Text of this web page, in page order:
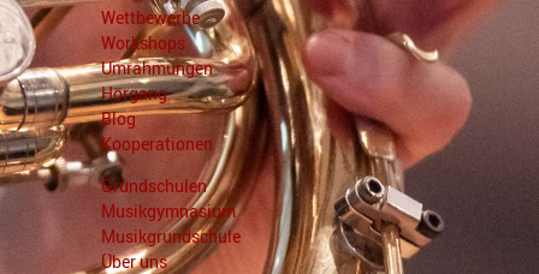
Wettbewerbe
Workshops
Umrahmungen
Hörgang
Blog
Kooperationen
Grundschulen
Musikgymnasium
Musikgrundschule
Über uns